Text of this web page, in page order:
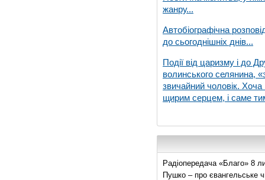
жанру...
Автобіографічна
до сьогоднішніх днів...
Події від царизму і до
волинського селянина,
звичайний чоловік. Хоча
щирим серцем, і саме
Радіопередача «Благо» 8
Пушко – про євангельське